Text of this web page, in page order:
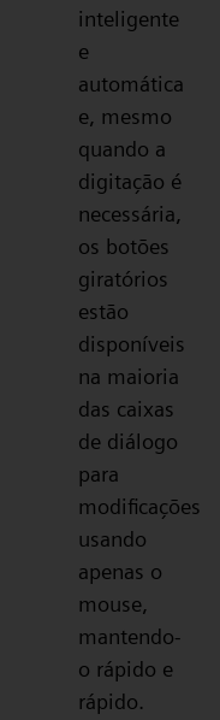
inteligente
e
automática
e, mesmo
quando a
digitação é
necessária,
os botões
giratórios
estão
disponíveis
na maioria
das caixas
de diálogo
para
modificações
usando
apenas o
mouse,
mantendo-
o rápido e
rápido.